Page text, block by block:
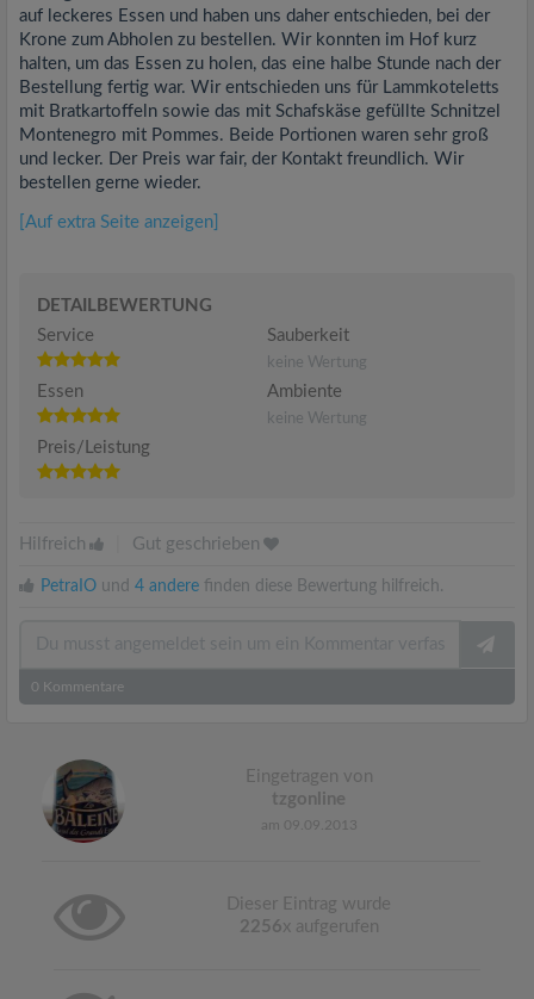
auf leckeres Essen und haben uns daher entschieden, bei der
Krone zum Abholen zu bestellen. Wir konnten im Hof kurz
halten, um das Essen zu holen, das eine halbe Stunde nach der
Bestellung fertig war. Wir entschieden uns für Lammkoteletts
mit Bratkartoffeln sowie das mit Schafskäse gefüllte Schnitzel
Montenegro mit Pommes. Beide Portionen waren sehr groß
und lecker. Der Preis war fair, der Kontakt freundlich. Wir
bestellen gerne wieder.
[Auf extra Seite anzeigen]
DETAILBEWERTUNG
Service
Sauberkeit
keine Wertung
Essen Ambiente
keine Wertung
Preis/Leistung
Hilfreich Gut geschrieben
PetraIO und 4 andere finden diese Bewertung hilfreich.
0 Kommentare
Eingetragen von
tzgonline
am 09.09.2013
Dieser Eintrag wurde
2256x aufgerufen